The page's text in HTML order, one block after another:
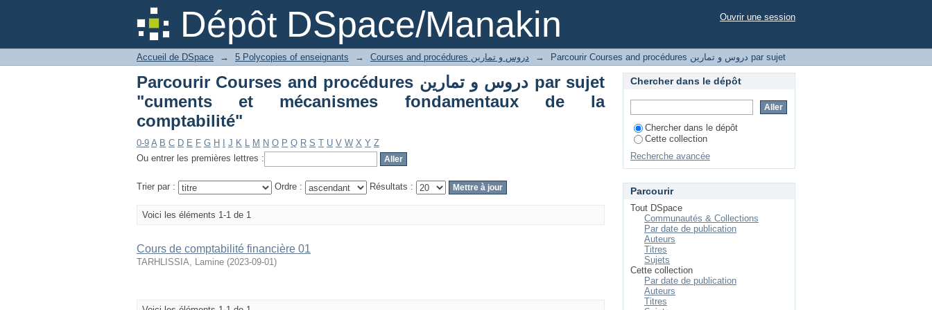
Dépôt DSpace/Manakin
Parcourir Courses and procédures دروس و تمارين par sujet "cuments et
mécanismes fondamentaux de la comptabilité"
Ouvrir une session
Accueil de DSpace → 5 Polycopies of enseignants → Courses and procédures دروس و تمارين → Parcourir Courses and procédures دروس و تمارين par sujet
Parcourir Courses and procédures دروس و تمارين par sujet
"cuments et mécanismes fondamentaux de la
comptabilité"
0-9 A B C D E F G H J K L M N O P Q R S T U V W X Y Z
Ou entrer les premières lettres :
Trier par : Ordre : Résultats :
Voici les éléments 1-1 de 1
Cours de comptabilité financière 01
TARHLISSIA, Lamine (2023-09-01)
Chercher dans le dépôt
Chercher dans le dépôt
Cette collection
Recherche avancée
Parcourir
Tout DSpace
Communautés & Collections
Par date de publication
Auteurs
Titres
Sujets
Cette collection
Par date de publication
Auteurs
Titres